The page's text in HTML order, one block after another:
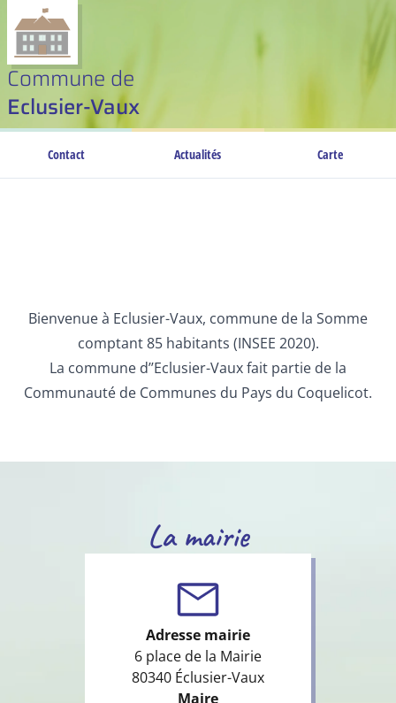
Commune de
Eclusier-Vaux
Contact Actualités Carte
Bienvenue à Eclusier-Vaux, commune de la Somme
comptant 85 habitants (INSEE 2020).
La commune d’’Eclusier-Vaux fait partie de la
Communauté de Communes du Pays du Coquelicot.
La mairie
Adresse mairie
6 place de la Mairie
80340 Éclusier-Vaux
Maire